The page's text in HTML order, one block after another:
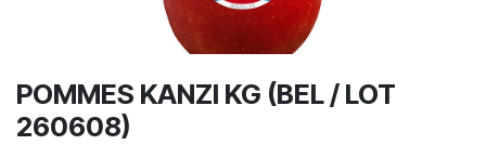
POMMES KANZI KG (BEL / LOT
260608)